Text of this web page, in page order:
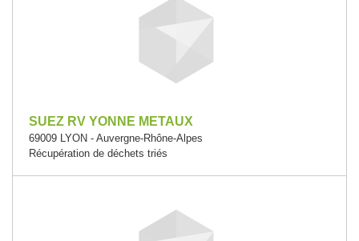
SUEZ RV YONNE METAUX
69009 LYON - Auvergne-Rhône-Alpes
Récupération de déchets triés